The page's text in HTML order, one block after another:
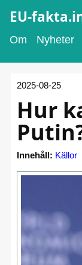
EU-
Om Nyheter
2025-08-25
Hur
Innehåll: Källor